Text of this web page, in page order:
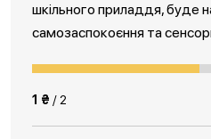
шкільного приладдя, буде
самозаспокоєння та
1 ₴ / 2